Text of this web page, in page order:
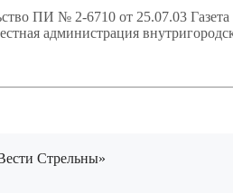
ПИ № 2-6710 от 25.07.03
администрация
Стрельны»